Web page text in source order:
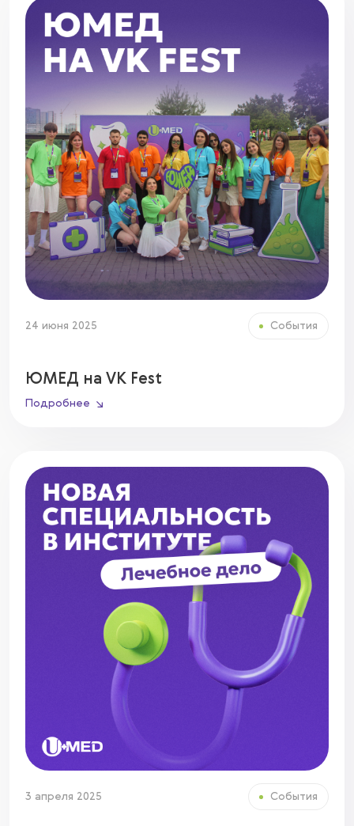
24 июня 2025 События
ЮМЕД на VK Fest
Подробнее
3 апреля 2025 События